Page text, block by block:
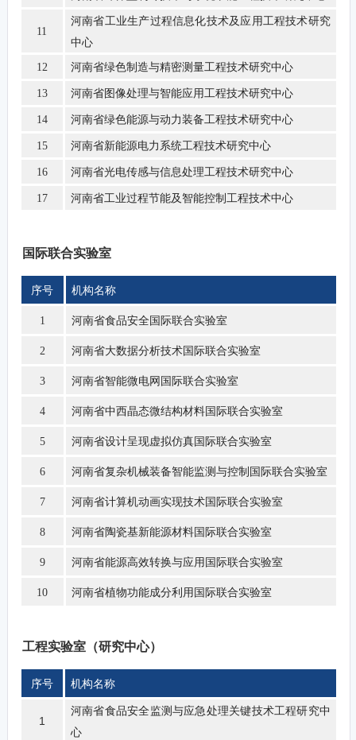
11
河南省工业生产过程信息化技术及应用工程技术研究
中心
12 河南省绿色制造与精密测量工程技术研究中心
13 河南省图像处理与智能应用工程技术研究中心
14 河南省绿色能源与动力装备工程技术研究中心
15 河南省新能源电力系统工程技术研究中心
16 河南省光电传感与信息处理工程技术研究中心
17 河南省工业过程节能及智能控制工程技术中心
国际联合实验室
序号 机构名称
1 河南省食品安全国际联合实验室
2 河南省大数据分析技术国际联合实验室
3 河南省智能微电网国际联合实验室
4 河南省中西晶态微结构材料国际联合实验室
5 河南省设计呈现虚拟仿真国际联合实验室
6 河南省复杂机械装备智能监测与控制国际联合实验室
7 河南省计算机动画实现技术国际联合实验室
8 河南省陶瓷基新能源材料国际联合实验室
9 河南省能源高效转换与应用国际联合实验室
10 河南省植物功能成分利用国际联合实验室
工程实验室（研究中心）
序号 机构名称
1
河南省食品安全监测与应急处理关键技术工程研究中
心